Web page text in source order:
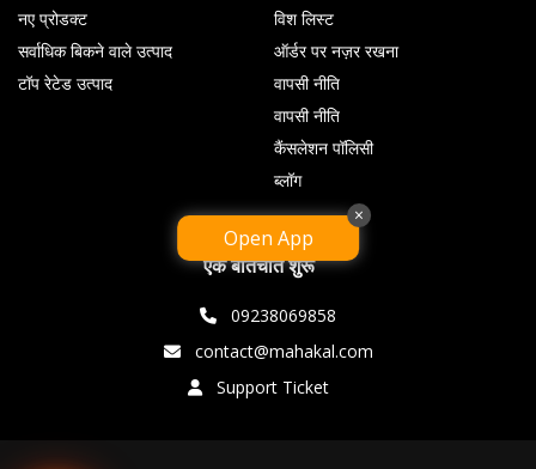
नए प्रोडक्ट
सर्वाधिक बिकने वाले उत्पाद
टॉप रेटेड उत्पाद
विश लिस्ट
ऑर्डर पर नज़र रखना
वापसी नीति
वापसी नीति
कैंसलेशन पॉलिसी
ब्लॉग
एक बातचीत शुरू
09238069858
contact@mahakal.com
Support Ticket
Open App
×